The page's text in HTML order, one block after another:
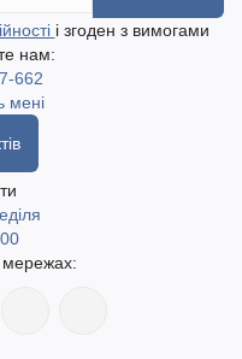
і згоден з вимогами
нам:
662
мені
мережах: